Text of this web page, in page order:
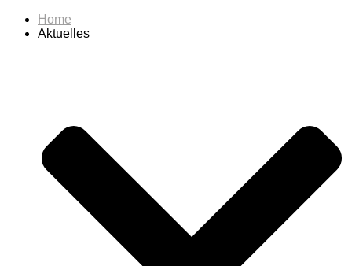
Home
Aktuelles